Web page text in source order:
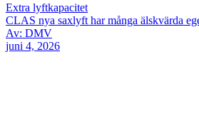
Extra lyftkapacitet
CLAS nya saxlyft har många älskvärda
Av: DMV
juni 4, 2026